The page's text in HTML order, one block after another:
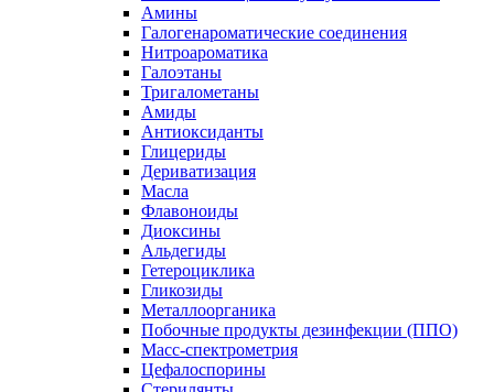
Амины
Галогенароматические соединения
Нитроароматика
Галоэтаны
Тригалометаны
Амиды
Антиоксиданты
Глицериды
Дериватизация
Масла
Флавоноиды
Диоксины
Альдегиды
Гетероциклика
Гликозиды
Металлоорганика
Побочные продукты дезинфекции (ППО)
Масс-спектрометрия
Цефалоспорины